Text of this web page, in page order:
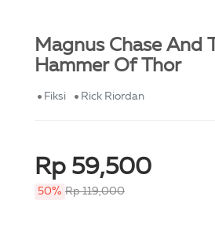
Magnus Chase And
Hammer Of Thor
Fiksi Rick Riordan
Rp 59,500
50% Rp 119,000